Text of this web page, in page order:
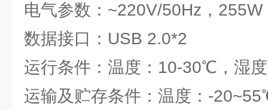
电气参数：~220V/50Hz，255W
数据接口：USB 2.0*2
运行条件：温度：10-30℃，湿
运输及贮存条件：温度：-